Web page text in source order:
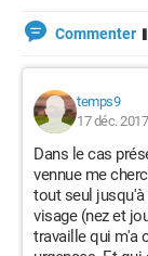
Commenter
temps9
17 déc.
Dans le cas
vennue me
tout seul jusqu'à
visage (nez et
travaille qui m'a